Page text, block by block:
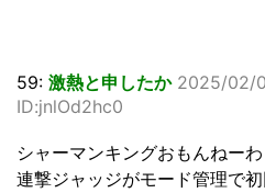
59: 激熱と申したか 2025/02/
ID:jnlOd2hc0
シャーマンキングおもんねーわ
連撃ジャッジがモード管理で